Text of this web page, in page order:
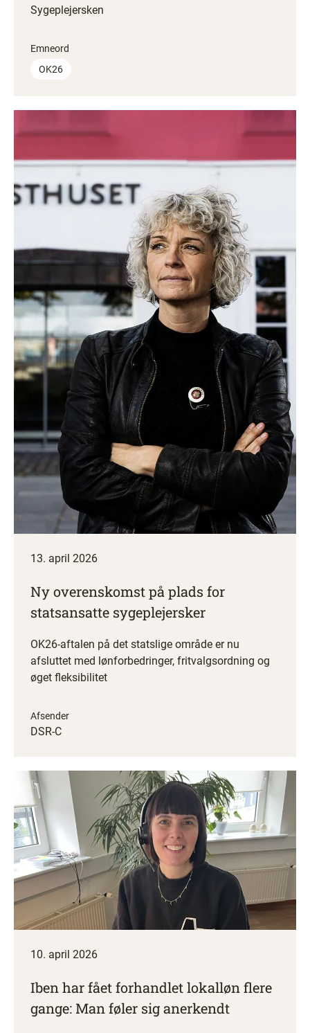
Sygeplejersken
Emneord
OK26
13. april 2026
Ny overenskomst på plads for
statsansatte sygeplejersker
OK26-aftalen på det statslige område er nu
afsluttet med lønforbedringer, fritvalgsordning og
øget fleksibilitet
Afsender
DSR-C
10. april 2026
Iben har fået forhandlet lokalløn flere
gange: Man føler sig anerkendt